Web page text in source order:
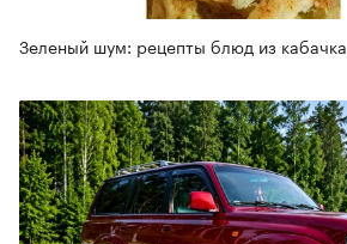
Зеленый шум: рецепты блюд из кабачка